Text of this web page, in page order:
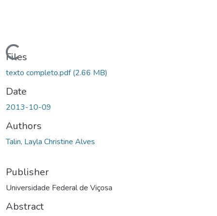
Files
texto completo.pdf(2.66 MB)
Date
2013-10-09
Authors
Talin, Layla Christine Alves
Publisher
Universidade Federal de Viçosa
Abstract